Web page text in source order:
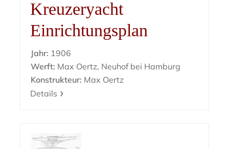
Kreuzeryacht
Einrichtungsplan
Jahr: 1906
Werft: Max Oertz, Neuhof bei Hamburg
Konstrukteur: Max Oertz
Details